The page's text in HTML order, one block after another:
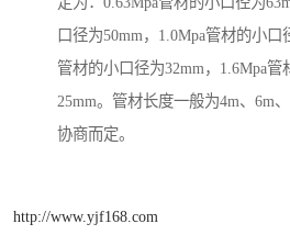
口径为50mm，1.0Mpa管材的小口
管材的小口径为32mm，1.6Mpa管
25mm。管材长度一般为4m、6m
协商而定。
http://www.yjf168.com